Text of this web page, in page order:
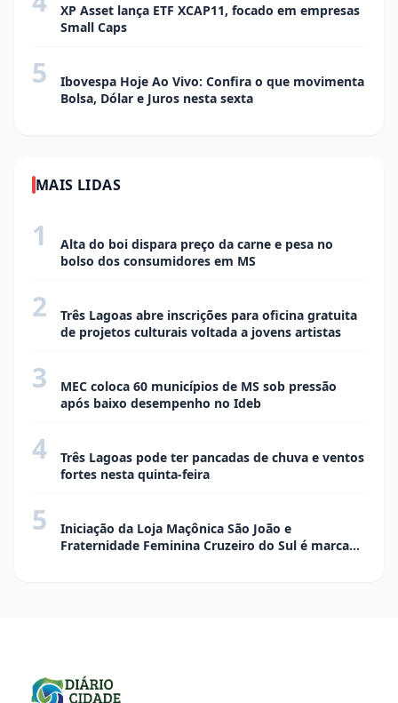
XP Asset lança ETF XCAP11, focado em empresas
Small Caps
5
Ibovespa Hoje Ao Vivo: Confira o que movimenta
Bolsa, Dólar e Juros nesta sexta
MAIS LIDAS
1
Alta do boi dispara preço da carne e pesa no
bolso dos consumidores em MS
2
Três Lagoas abre inscrições para oficina gratuita
de projetos culturais voltada a jovens artistas
3
MEC coloca 60 municípios de MS sob pressão
após baixo desempenho no Ideb
4
Três Lagoas pode ter pancadas de chuva e ventos
fortes nesta quinta-feira
5
Iniciação da Loja Maçônica São João e
Fraternidade Feminina Cruzeiro do Sul é marcada